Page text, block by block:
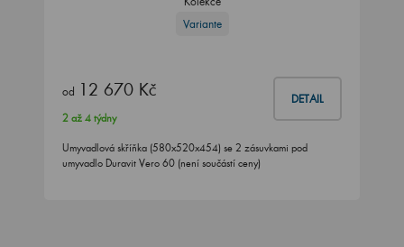
Variante
od 12 670 Kč DETAIL
2 až 4 týdny
Umyvadlová skříňka (580x520x454) se 2 zásuvkami pod
umyvadlo Duravit Vero 60 (není součástí ceny)